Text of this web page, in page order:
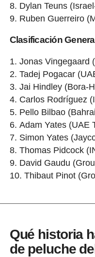
Dylan Teuns
Ruben Guerreiro
Clasificación
Jonas Vingegaard
Tadej Pogacar
Jai Hindley (Bora-
Carlos Rodríguez
Pello Bilbao
Adam Yates (UAE
Simon Yates (Jayco
Thomas Pidcock
David Gaudu
Thibaut Pinot
Qué historia
de peluche